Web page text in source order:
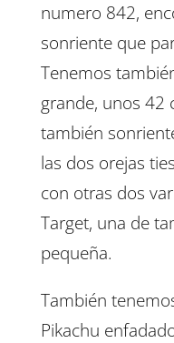
numero 842,
sonriente que
Tenemos
grande, unos 42
también
las dos orejas
con otras dos
Target, una de
pequeña.
También
Pikachu